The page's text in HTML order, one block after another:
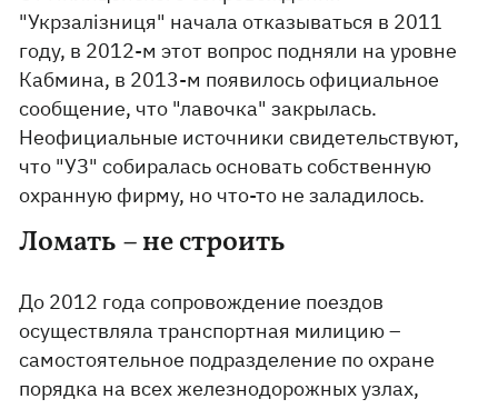
"Укрзалізниця" начала отказываться в 2011
году, в 2012-м этот вопрос подняли на уровне
Кабмина, в 2013-м появилось официальное
сообщение, что "лавочка" закрылась.
Неофициальные источники свидетельствуют,
что "УЗ" собиралась основать собственную
охранную фирму, но что-то не заладилось.
Ломать – не строить
До 2012 года сопровождение поездов
осуществляла транспортная милицию –
самостоятельное подразделение по охране
порядка на всех железнодорожных узлах,